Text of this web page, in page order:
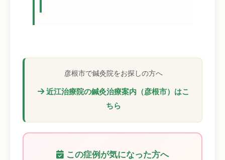
彦根市で鍼灸院をお探しの方へ
近江治療院の鍼灸治療案内（彦根市）はこ
ちら
この症例が気になった方へ